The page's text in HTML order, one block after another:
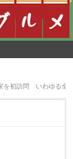
を初訪問 いわゆる全